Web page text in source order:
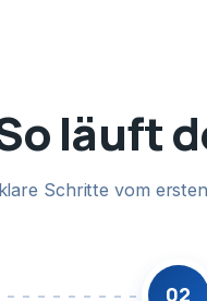
läuft
Schritte vom
02